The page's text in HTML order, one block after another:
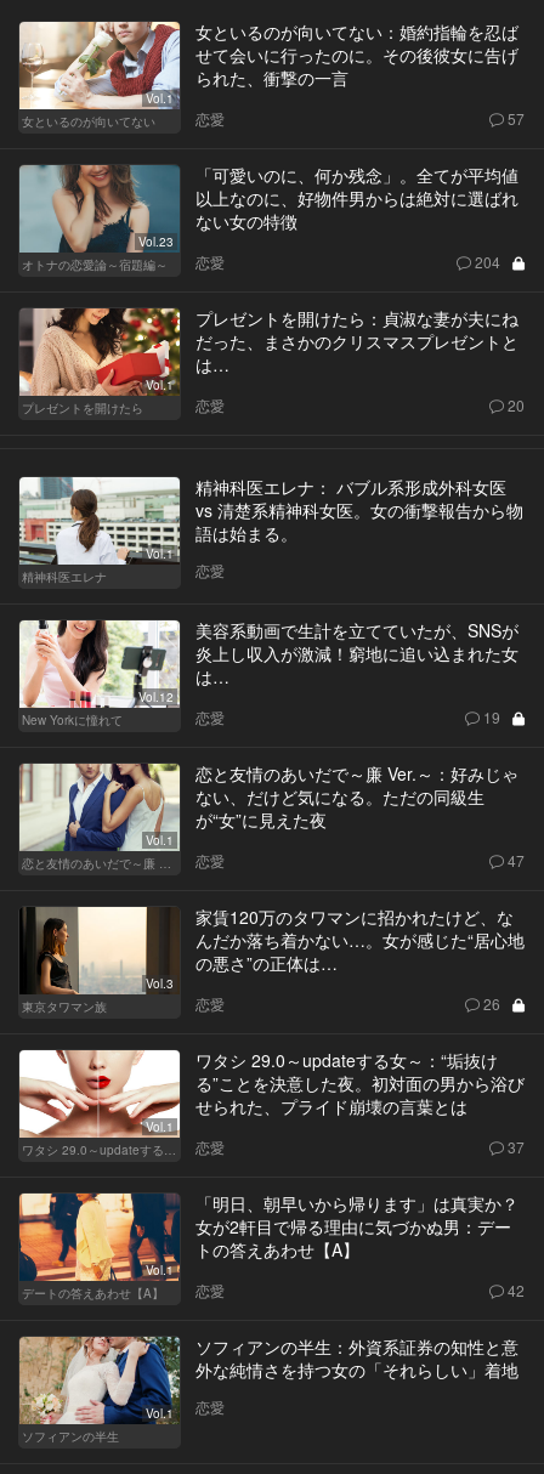
Vol.1
女といるのが向いてない
女といるのが向いてない：婚約指輪を忍ば
せて会いに行ったのに。その後彼女に告げ
られた、衝撃の一言
恋愛 57
Vol.23
オトナの恋愛論～宿題編～
「可愛いのに、何か残念」。全てが平均値
以上なのに、好物件男からは絶対に選ばれ
ない女の特徴
恋愛 204
Vol.1
プレゼントを開けたら
プレゼントを開けたら：貞淑な妻が夫にね
だった、まさかのクリスマスプレゼントと
は…
恋愛 20
Vol.1
精神科医エレナ
精神科医エレナ： バブル系形成外科女医
vs 清楚系精神科女医。女の衝撃報告から物
語は始まる。
恋愛
Vol.12
New Yorkに憧れて
美容系動画で生計を立てていたが、SNSが
炎上し収入が激減！窮地に追い込まれた女
は…
恋愛 19
Vol.1
恋と友情のあいだで～廉 Ver.～
恋と友情のあいだで～廉 Ver.～：好みじゃ
ない、だけど気になる。ただの同級生
が“女”に見えた夜
恋愛 47
Vol.3
東京タワマン族
家賃120万のタワマンに招かれたけど、な
んだか落ち着かない…。女が感じた“居心地
の悪さ”の正体は…
恋愛 26
Vol.1
ワタシ 29.0～updateする女～
ワタシ 29.0～updateする女～：“垢抜け
る”ことを決意した夜。初対面の男から浴び
せられた、プライド崩壊の言葉とは
恋愛 37
Vol.1
デートの答えあわせ【A】
「明日、朝早いから帰ります」は真実か？
女が2軒目で帰る理由に気づかぬ男：デー
トの答えあわせ【A】
恋愛 42
Vol.1
ソフィアンの半生
ソフィアンの半生：外資系証券の知性と意
外な純情さを持つ女の「それらしい」着地
恋愛